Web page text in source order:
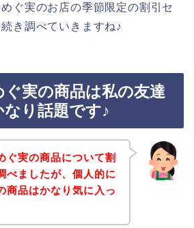
ぐ実のお店の季節限定の割引セ
き調べていきますね♪
実の商品は私の友達
り話題です♪
ぐ実の商品について割
べましたが、個人的に
商品はかなり気に入っ